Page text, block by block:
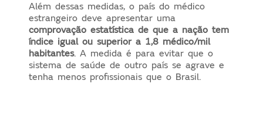
Além dessas medidas, o país do médico
estrangeiro deve apresentar uma
comprovação estatística de que a nação tem
índice igual ou superior a 1,8 médico/mil
habitantes. A medida é para evitar que o
sistema de saúde de outro país se agrave e
tenha menos profissionais que o Brasil.